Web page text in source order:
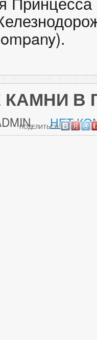
В
НЕТ
ПОДЕЛИТЬСЯ: